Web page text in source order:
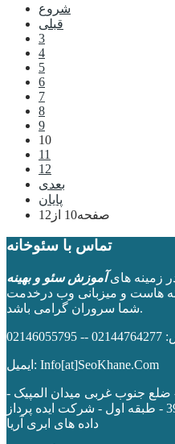
شروع
قبلی
3
4
5
6
7
8
9
10
11
12
بعدی
پایان
صفحه10 از12
تماس با سئوخانه
در زمینه هایآموزش سئو و بهینه
هاست و میزبانی وب درخدمت
شما سروران گرامی باشد.
ایمیل: Info[at]SeoKhane.Com
ضلع جنوب غربی میدان المپیک -
- شرکت ایده پرداز
داده های ابری آریا